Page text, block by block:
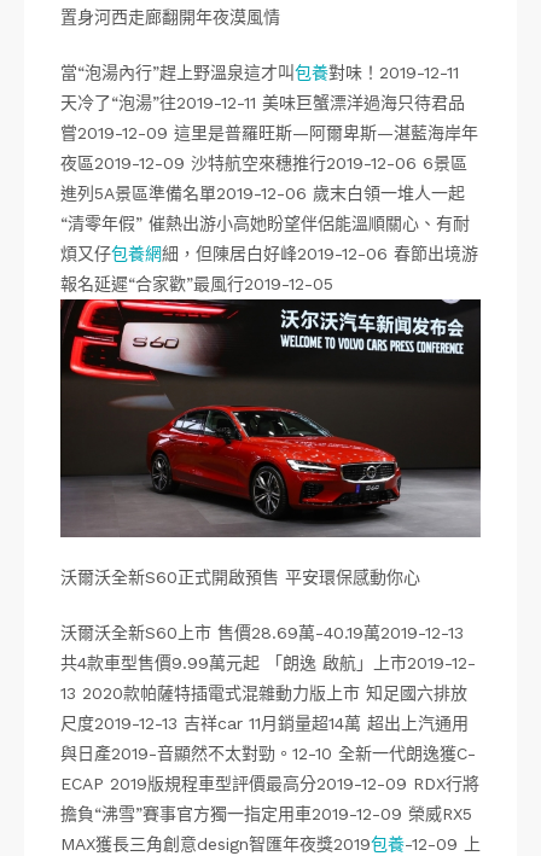
置身河西走廊翻開年夜漠風情
當“泡湯內行”趕上野溫泉這才叫包養對味！2019-12-11
天冷了“泡湯”往2019-12-11 美味巨蟹漂洋過海只待君品
嘗2019-12-09 這里是普羅旺斯—阿爾卑斯—湛藍海岸年
夜區2019-12-09 沙特航空來穗推行2019-12-06 6景區
進列5A景區準備名單2019-12-06 歲末白領一堆人一起
“清零年假” 催熱出游小高她盼望伴侶能溫順關心、有耐
煩又仔包養網細，但陳居白好峰2019-12-06 春節出境游
報名延遲“合家歡”最風行2019-12-05
沃爾沃全新S60正式開啟預售 平安環保感動你心
沃爾沃全新S60上市 售價28.69萬-40.19萬2019-12-13
共4款車型售價9.99萬元起 「朗逸 啟航」上市2019-12-
13 2020款帕薩特插電式混雜動力版上市 知足國六排放
尺度2019-12-13 吉祥car 11月銷量超14萬 超出上汽通用
與日產2019-音顯然不太對勁。12-10 全新一代朗逸獲C-
ECAP 2019版規程車型評價最高分2019-12-09 RDX行將
擔負“沸雪”賽事官方獨一指定用車2019-12-09 榮威RX5
MAX獲長三角創意design智匯年夜獎2019包養-12-09 上